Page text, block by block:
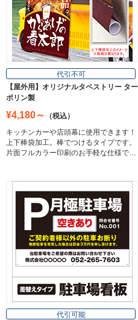
壁面看板
Wall Sign
フロアサイン／路面表示
Floor / Road Surface Sign
アルミ複合板
Aluminum Composite Board
スチレンボード
Styrene Board
板材
Board
フレーム／看板枠
Frame
代引不可
【屋外用】オリジナルタペストリー ター
ポリン製
¥4,180～
（税込）
キッチンカーや店頭幕に使用できます！
上下棒袋加工。棒でつけるタイプです。
片面フルカラー印刷のお手軽な仕様で…
代引可能